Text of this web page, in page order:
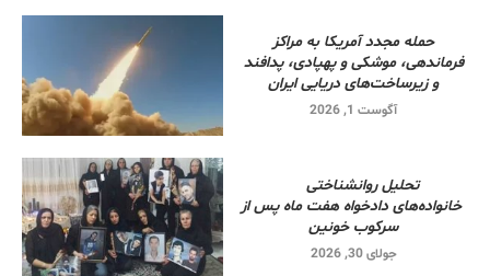
حمله مجدد آمریکا به مراکز
فرماندهی، موشکی و پهپادی، پدافند
و زیرساخت‌های دریایی ایران
آگوست 1, 2026
تحلیل روانشناختی
خانواده‌های دادخواه هفت ماه پس از
سرکوب خونین
جولای 30, 2026